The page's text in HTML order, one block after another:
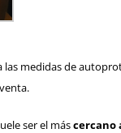
medidas de
ser el máscercano